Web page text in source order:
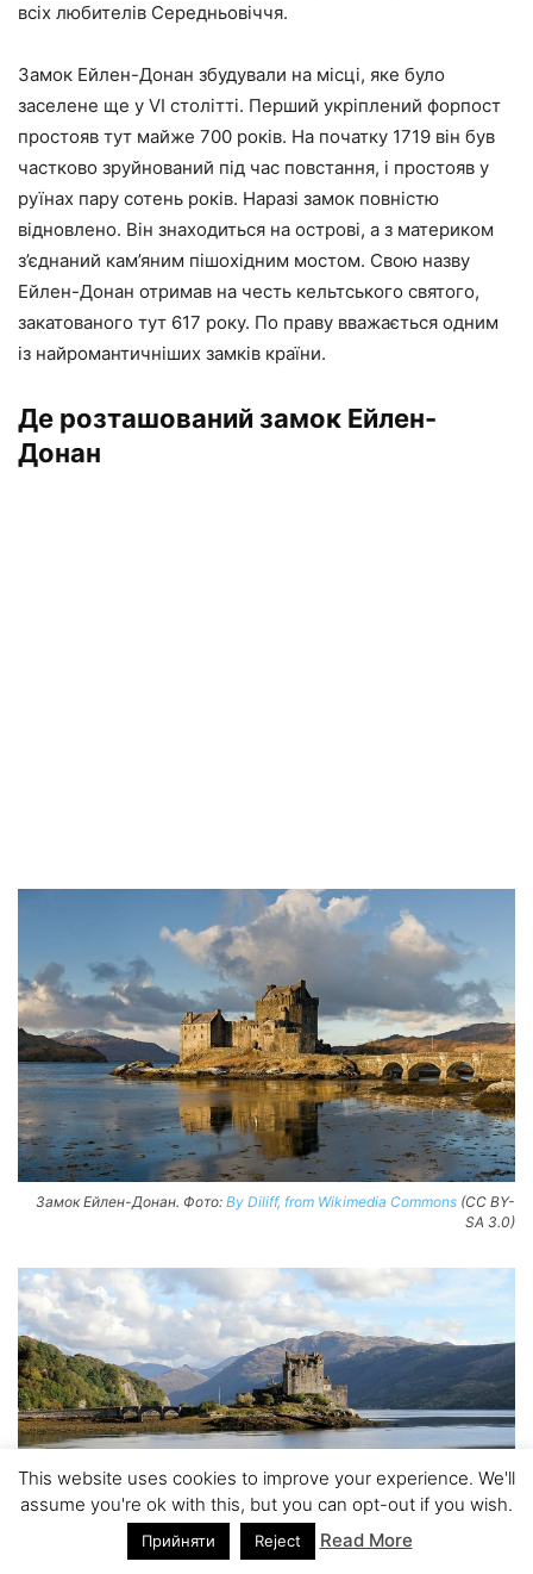
всіх любителів Середньовіччя.
Замок Ейлен-Донан збудували на місці, яке було
заселене ще у VI столітті. Перший укріплений форпост
простояв тут майже 700 років. На початку 1719 він був
частково зруйнований під час повстання, і простояв у
руїнах пару сотень років. Наразі замок повністю
відновлено. Він знаходиться на острові, а з материком
з’єднаний кам’яним пішохідним мостом. Свою назву
Ейлен-Донан отримав на честь кельтського святого,
закатованого тут 617 року. По праву вважається одним
із найромантичніших замків країни.
Де розташований замок Ейлен-
Донан
Замок Ейлен-Донан. Фото: By Diliff, from Wikimedia Commons (CC BY-
SA 3.0)
Замок Ейлен-Донан. Фото:Tony Hisgett / flickr(CC BY 2.0)
This website uses cookies to improve your experience. We'll
assume you're ok with this, but you can opt-out if you wish.
Прийняти Reject Read More